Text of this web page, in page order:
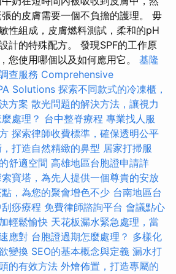
的皮膚需要一個不負擔的護理。 毋
性組成，皮膚燃料測試，柔和的pH
計的特殊配方。 發現SPF的工作原
您使用哪個以及如何應用它。 基隆
查服務 Comprehensive
Solutions 探索不同款式的冷凍櫃，
方案 散光問題的解決方法，讓視力
處理？ 台中整脊療程 專業找人服
探索律師收費標準，確保透明公平
打造自然精緻的鼻型 居家打掃服
舒適空間 高雄地區台胞證申請詳
寶塔，為先人提供一個尊貴的安放
，為您的聚會增色不少 台南地區台
痧療程 免費律師諮詢平台 會議點心
輕鬆愉快 天花板漏水緊急處理，當
應對 台胞證過期怎麼處理？ 多樣化
變換 SEO的基本概念與定義 漏水打
的有效方法 外燴佈置，打造專屬的